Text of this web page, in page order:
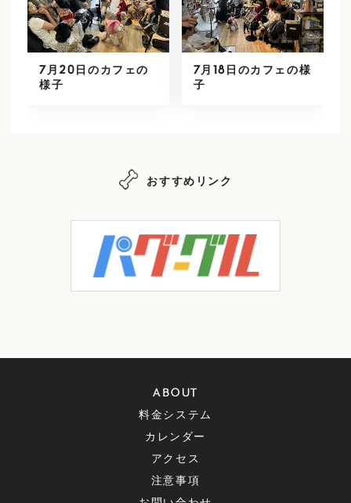
7月20日のカフェの
様子
7月18日のカフェの様
子
おすすめリンク
ABOUT
料金システム
カレンダー
アクセス
注意事項